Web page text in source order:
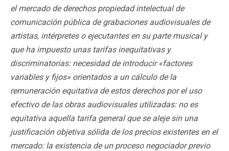
el mercado de derechos propiedad intelectual de
comunicación pública de grabaciones audiovisuales de
artistas, intérpretes o ejecutantes en su parte musical y
que ha impuesto unas tarifas inequitativas y
discriminatorias: necesidad de introducir «factores
variables y fijos» orientados a un cálculo de la
remuneración equitativa de estos derechos por el uso
efectivo de las obras audiovisuales utilizadas: no es
equitativa aquella tarifa general que se aleje sin una
justificación objetiva sólida de los precios existentes en el
mercado: la existencia de un proceso negociador previo